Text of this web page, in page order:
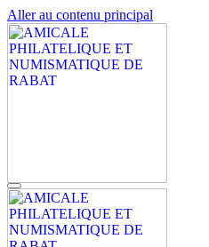
Aller au contenu principal
AMICALE PHILATELIQUE ET
APNR